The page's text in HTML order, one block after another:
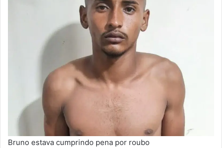
Bruno estava cumprindo pena por roubo